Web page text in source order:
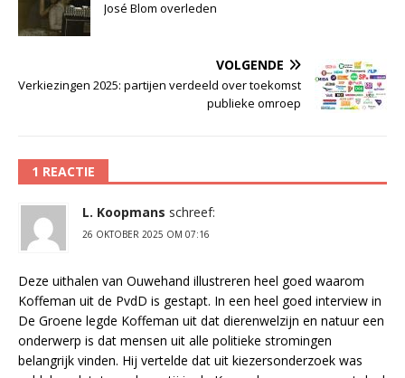
José Blom overleden
VOLGENDE
Verkiezingen 2025: partijen verdeeld over toekomst
publieke omroep
1 REACTIE
L. Koopmans schreef:
26 OKTOBER 2025 OM 07:16
Deze uithalen van Ouwehand illustreren heel goed waarom
Koffeman uit de PvdD is gestapt. In een heel goed interview in
De Groene legde Koffeman uit dat dierenwelzijn en natuur een
onderwerp is dat mensen uit alle politieke stromingen
belangrijk vinden. Hij vertelde dat uit kiezersonderzoek was